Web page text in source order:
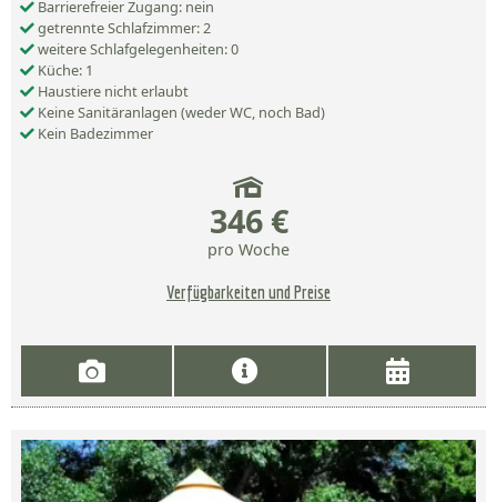
Barrierefreier Zugang: nein
getrennte Schlafzimmer: 2
weitere Schlafgelegenheiten: 0
Küche: 1
Haustiere nicht erlaubt
Keine Sanitäranlagen (weder WC, noch Bad)
Kein Badezimmer
346 €
pro Woche
Verfügbarkeiten und Preise